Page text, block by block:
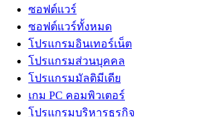
ซอฟต์แวร์
ซอฟต์แวร์ทั้งหมด
โปรแกรมอินเทอร์เน็ต
โปรแกรมส่วนบุคคล
โปรแกรมมัลติมีเดีย
เกม PC คอมพิวเตอร์
โปรแกรมบริหารธุรกิจ